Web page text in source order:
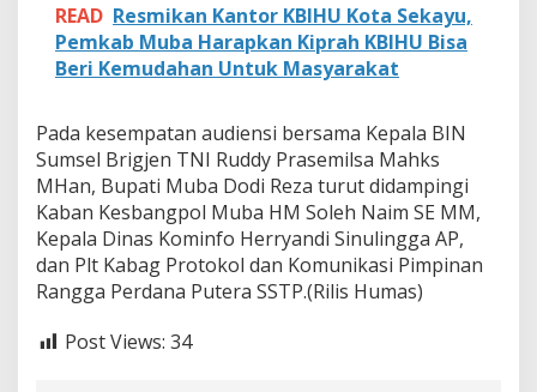
READ Resmikan Kantor KBIHU Kota Sekayu,
Pemkab Muba Harapkan Kiprah KBIHU Bisa
Beri Kemudahan Untuk Masyarakat
Pada kesempatan audiensi bersama Kepala BIN
Sumsel Brigjen TNI Ruddy Prasemilsa Mahks
MHan, Bupati Muba Dodi Reza turut didampingi
Kaban Kesbangpol Muba HM Soleh Naim SE MM,
Kepala Dinas Kominfo Herryandi Sinulingga AP,
dan Plt Kabag Protokol dan Komunikasi Pimpinan
Rangga Perdana Putera SSTP.(Rilis Humas)
Post Views: 34